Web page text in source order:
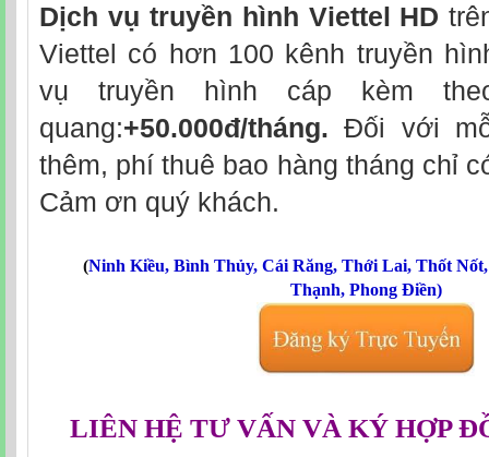
Dịch vụ truyền hình Viettel HD
Viettel có hơn 100 kênh truyền
vụ truyền hình cáp kèm
quang:+50.000đ/tháng.Đối với
thêm, phí thuê bao hàng tháng chỉ
Cảm ơn quý khách.
(Ninh Kiều, Bình Thủy, Cái Răng, Thới Lai, Thốt Nốt
Thạnh, Phong Điền)
LIÊN HỆ TƯ VẤN VÀ KÝ HỢP